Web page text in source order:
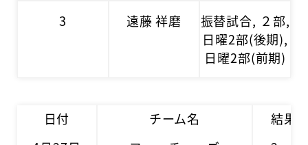
3 遠藤 祥磨
振替試合, ２部,
日曜2部(後期),
日曜2部(前期)
日付 チーム名
結果